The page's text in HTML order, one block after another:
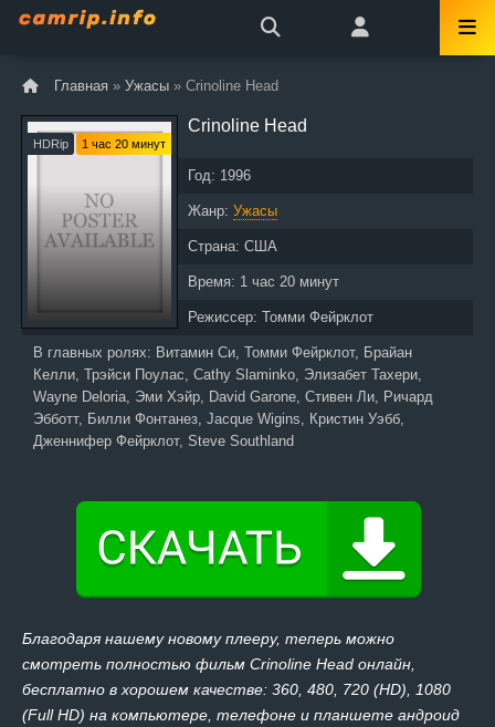
Главная » Ужасы » Crinoline Head
HDRip 1 час 20 минут
Crinoline Head
Год: 1996
Жанр: Ужасы
Страна: США
Время: 1 час 20 минут
Режиссер: Томми Фейрклот
В главных ролях: Витамин Си, Томми Фейрклот, Брайан
Келли, Трэйси Поулас, Cathy Slaminko, Элизабет Тахери,
Wayne Deloria, Эми Хэйр, David Garone, Стивен Ли, Ричард
Эбботт, Билли Фонтанез, Jacque Wigins, Кристин Уэбб,
Дженнифер Фейрклот, Steve Southland
Благодаря нашему новому плееру, теперь можно
смотреть полностью фильм Crinoline Head онлайн,
бесплатно в хорошем качестве: 360, 480, 720 (HD), 1080
(Full HD) на компьютере, телефоне и планшете андроид